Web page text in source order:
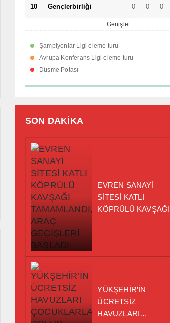
10 Gençlerbirliği 0 0 0
Genişlet
Şampiyonlar Ligi eleme turu
Avrupa Konferans Ligi eleme turu
Düşme Potası
SON DAKİKA
EVREN SANAYİ
SİTESİ KATLI
KÖPRÜLÜ KAVŞAĞI
YÜKŞEHİR’İN
ÜCRETSİZ
HAVUZLARI